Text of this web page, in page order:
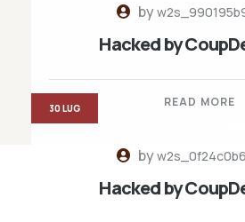
by
Hacked by
READ MORE
by
Hacked by
30 LUG